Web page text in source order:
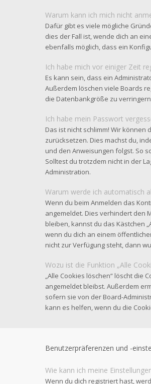
Warum kann ich mich nicht
Dafür gibt es viele mögliche
dies der Fall ist, wende dich an
ebenfalls möglich, dass ein
Ich habe mich vor einiger Zeit
Es kann sein, dass ein
Außerdem löschen viele Boards
die Datenbankgröße zu
Ich habe mein Passwort
Das ist nicht schlimm! Wir
zurücksetzen. Dies machst du,
und den Anweisungen folgst. So
Solltest du trotzdem nicht in der
Administration.
Warum werde ich automatisch
Wenn du beim Anmelden das
angemeldet. Dies verhindert den
bleiben, kannst du das Kästchen
wenn du dich an einem
nicht zur Verfügung steht, dann
Wozu ist die Funktion „Alle
„Alle Cookies löschen“ löscht die
angemeldet bleibst. Außerdem
sofern sie von der Board-
kann es helfen, wenn du die
Benutzerpräferenzen und -
Wie kann ich meine
Wenn du dich registriert hast,